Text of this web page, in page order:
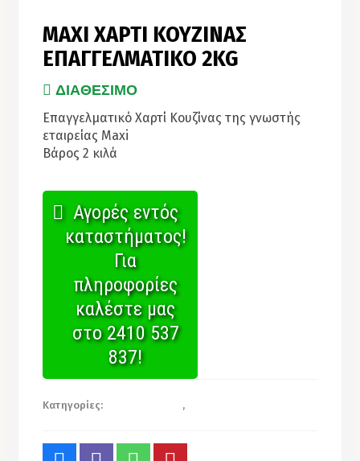
MAXI ΧΑΡΤΙ ΚΟΥΖΙΝΑΣ
ΕΠΑΓΓΕΛΜΑΤΙΚΟ 2KG
ΔΙΑΘΕΣΙΜΟ
Επαγγελματικό Χαρτί Κουζίνας της γνωστής
εταιρείας Maxi
Βάρος 2 κιλά
Αγορές εντός
καταστήματος!
Για
πληροφορίες
καλέστε μας
στο 2410 537
837!
Κατηγορίες: ,